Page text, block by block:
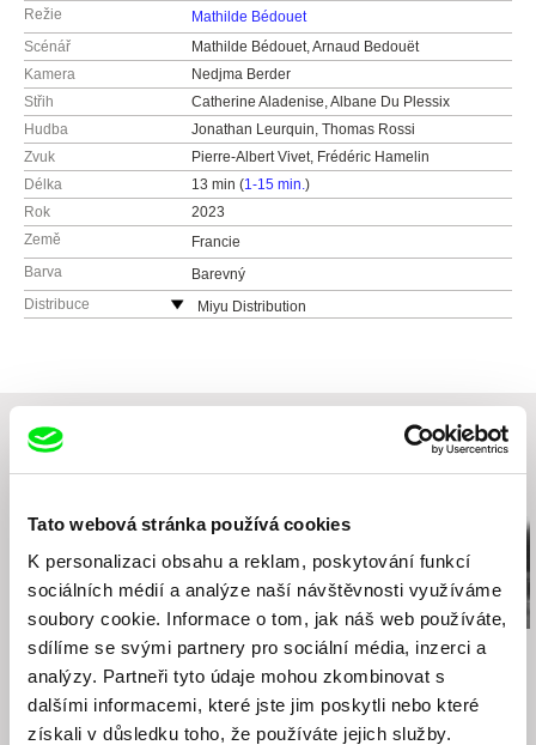
Tato webová stránka používá cookies
K personalizaci obsahu a reklam, poskytování funkcí
sociálních médií a analýze naší návštěvnosti využíváme
soubory cookie. Informace o tom, jak náš web používáte,
sdílíme se svými partnery pro sociální média, inzerci a
analýzy. Partneři tyto údaje mohou zkombinovat s
dalšími informacemi, které jste jim poskytli nebo které
získali v důsledku toho, že používáte jejich služby.
Režie
Mathilde Bédouet
Scénář
Mathilde Bédouet, Arnaud Bedouët
Kamera
Nedjma Berder
Střih
Catherine Aladenise, Albane Du Plessix
Hudba
Jonathan Leurquin, Thomas Rossi
Zvuk
Pierre-Albert Vivet, Frédéric Hamelin
Délka
13 min (1-15 min.)
Rok
2023
Země
Francie
Barva
Barevný
Distribuce
Miyu Distribution
Urška Djukić
Babiččin sexuální život
Sergei Loznitsa
Majdan
Sergei Loznitsa